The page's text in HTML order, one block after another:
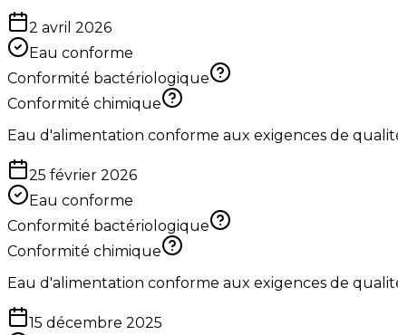
2 avril 2026
Eau conforme
Conformité bactériologique
Conformité chimique
Eau d'alimentation conforme aux exigences de
25 février 2026
Eau conforme
Conformité bactériologique
Conformité chimique
Eau d'alimentation conforme aux exigences de
15 décembre 2025